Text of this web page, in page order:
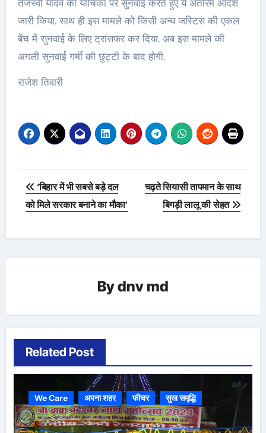
तेजस्वी यादव की याचिका पर सुनवाई करते हुए ये अंतरिम आदेश
जारी किया. साथ ही इस मामले को किसी अन्य जस्टिस की एकल
बेंच में सुनवाई के लिए ट्रांसफर कर दिया. अब इस मामले की
अगली सुनवाई गर्मी की छुट्टी के बाद होगी.
राजेश तिवारी
Post
navigation
‘बिहार में भी सबसे बड़े दल
को मिले सरकार बनाने का मौका’
चढ़ते सियासी तापमान के साथ
बिगड़ी लालू की सेहत
Bydnv md
Related Post
We Care अपना शहर फीचर सुख समृद्धि